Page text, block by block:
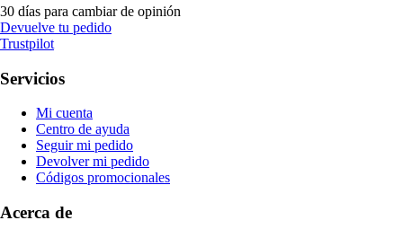
30 días para cambiar de opinión
Devuelve tu pedido
Trustpilot
Servicios
Mi cuenta
Centro de ayuda
Seguir mi pedido
Devolver mi pedido
Códigos promocionales
Acerca de